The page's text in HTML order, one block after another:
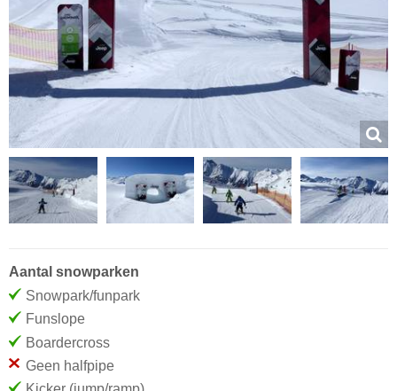
Aantal snowparken
Snowpark/funpark
Funslope
Boardercross
Geen halfpipe